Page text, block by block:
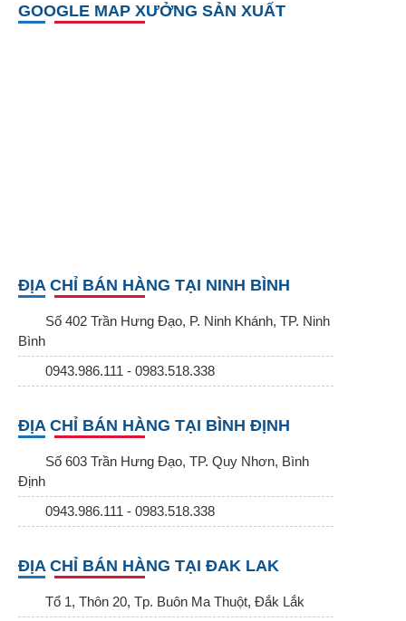
GOOGLE MAP XƯỞNG SẢN XUẤT
ĐỊA CHỈ BÁN HÀNG TẠI NINH BÌNH
Số 402 Trần Hưng Đạo, P. Ninh Khánh, TP. Ninh
Bình
0943.986.111 - 0983.518.338
ĐỊA CHỈ BÁN HÀNG TẠI BÌNH ĐỊNH
Số 603 Trần Hưng Đạo, TP. Quy Nhơn, Bình
Định
0943.986.111 - 0983.518.338
ĐỊA CHỈ BÁN HÀNG TẠI ĐAK LAK
Tổ 1, Thôn 20, Tp. Buôn Ma Thuột, Đắk Lắk